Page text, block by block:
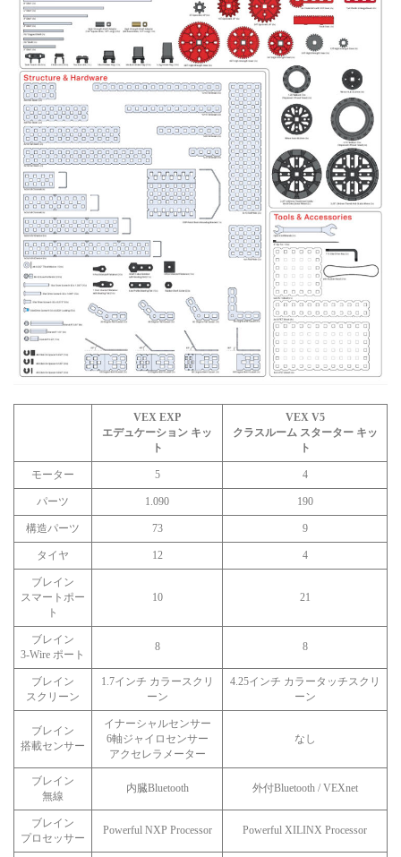
VEX EXP
エデュケーション キッ
ト
VEX V5
クラスルーム スターター キッ
ト
モーター 5 4
パーツ 1.090 190
構造パーツ 73 9
タイヤ 12 4
ブレイン
スマートポー
ト
10 21
ブレイン
3-Wire ポート
8 8
ブレイン
スクリーン
1.7インチ カラースクリ
ーン
4.25インチ カラータッチスクリ
ーン
ブレイン
搭載センサー
イナーシャルセンサー
6軸ジャイロセンサー
アクセレラメーター
なし
ブレイン
無線
内臓Bluetooth 外付Bluetooth / VEXnet
ブレイン
プロセッサー
Powerful NXP Processor Powerful XILINX Processor